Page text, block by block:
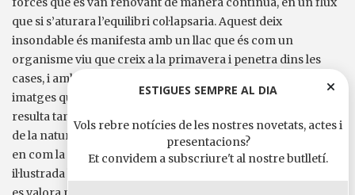
que si s’aturara l’equilibri col·lapsaria. Aquest deix
insondable és manifesta amb un llac que és com un
organisme viu que creix a la primavera i penetra dins les
cases, i amb unes muntanyes i un bosc que emeten sons i
imatges que preserven secrets atàvics. Però, per què ens
resulta tan fascinant i alhora tan estranya aquesta presència
de la natura? La resposta, ara sí, és fàcil, només cal pensar
en com la idea de «progrés» que ve de la Modernitat
il·lustrada ha convertit la natura en una «cosa» que només
ESTIGUES SEMPRE AL DIA
Vols rebre notícies de les nostres novetats, actes i
presentacions?
Et convidem a subscriure't al nostre butlletí.